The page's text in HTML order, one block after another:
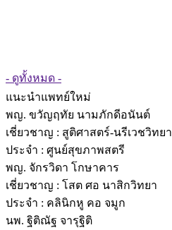
- ดูทั้งหมด -
แนะนำแพทย์ใหม่
พญ. ขวัญฤทัย นามภักดีอนันต์
เชี่ยวชาญ : สูติศาสตร์-นรีเวชวิทยา
ประจำ : ศูนย์สุขภาพสตรี
พญ. จักรวิดา โกษาคาร
เชี่ยวชาญ : โสต ศอ นาสิกวิทยา
ประจำ : คลินิกหู คอ จมูก
นพ. ฐิติณัฐ จารุฐิติ